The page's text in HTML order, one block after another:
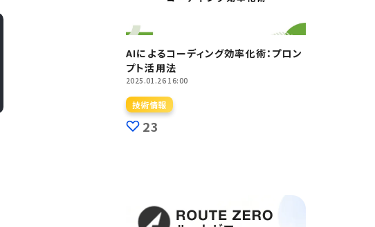
AIによるコーディング効率化術：プロン
プト活用法
2025.01.26 16:00
技術情報
23